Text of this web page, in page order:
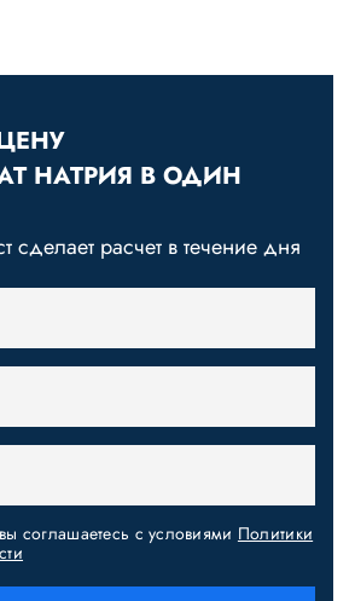
НАТРИЯ В ОДИН
сделает расчет в течение дня
соглашаетесь с условиями Политики